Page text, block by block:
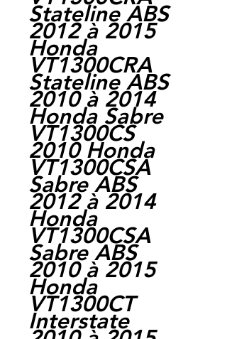
Stateline ABS
2012 à 2015
Honda
VT1300CRA
Stateline ABS
2010 à 2014
Honda Sabre
VT1300CS
2010 Honda
VT1300CSA
Sabre ABS
2012 à 2014
Honda
VT1300CSA
Sabre ABS
2010 à 2015
Honda
VT1300CT
Interstate